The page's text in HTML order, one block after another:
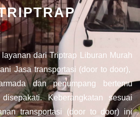
dari Triptrap Liburan Murah
Jasa transportasi (door to door),
dan penumpang bertemu
Keberangkatan sesuai
transportasi (door to door) ini